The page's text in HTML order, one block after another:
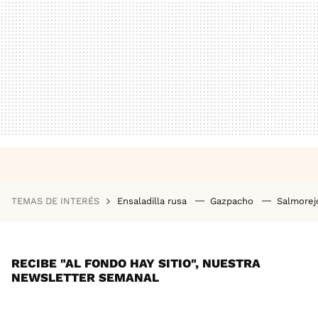
TEMAS DE INTERÉS Ensaladilla rusa Gazpacho
RECIBE "AL FONDO HAY SITIO", NUESTRA
NEWSLETTER SEMANAL